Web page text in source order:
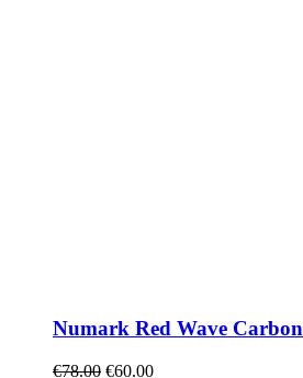
Numark Red Wave Carbon
€78.00 Original
€60.00Η